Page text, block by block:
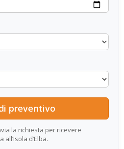
la richiesta per ricevere
d’Elba.